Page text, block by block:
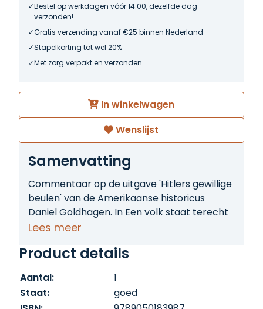
Bestel op werkdagen vóór 14:00, dezelfde dag
verzonden!
Gratis verzending vanaf €25 binnen Nederland
Stapelkorting tot wel 20%
Met zorg verpakt en verzonden
In winkelwagen
Wenslijst
Samenvatting
Commentaar op de uitgave 'Hitlers gewillige
beulen' van de Amerikaanse historicus
Daniel Goldhagen. In Een volk staat terecht
onderwerpen Norman G. Finkelstein en Ruth
spraakmakende geschiedwerken over de
belangrijke historiografische werk ontleden
zij de stelling van Daniel Goldhagen, die
Lees meer
Product details
Aantal:
1
Staat:
goed